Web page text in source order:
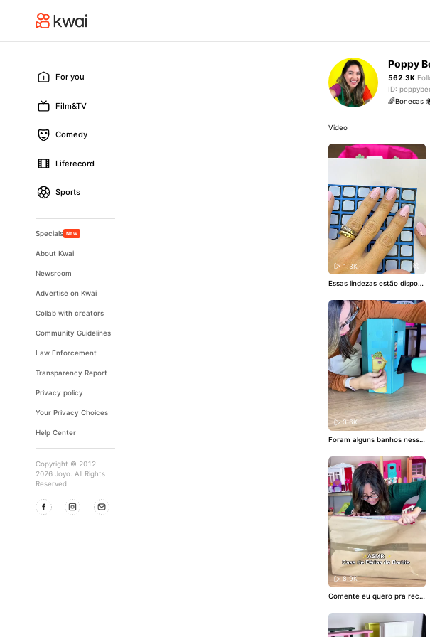
For you
Film&TV
Comedy
Liferecord
Sports
Specials New
About Kwai
Newsroom
Advertise on Kwai
Collab with creators
Community Guidelines
Law Enforcement
Transparency Report
Privacy policy
Your Privacy Choices
Help Center
Copyright © 2012-
2026 Joyo. All Rights
Reserved.
Poppy
562.3K
ID:
🌈Bonecas
Video
1.3K
Essas lindezas estão disponí
uras #barbie #satisfatorio
3.6K
Foram alguns banhos nessa
sse Lar e Escritório da Barbi
e vai ficar irreconhecível!!!
Aguardem 🩷#barbie #nost
algia #reliquia #restauracao
8.9K
Comente eu quero pra rece
casinha 🩷#barbie #diversa
#casinhas